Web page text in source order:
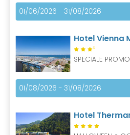
01/06/2026 - 31/08/2026
Hotel Vienna
S
SPECIALE
01/08/2026 - 31/08/2026
Hotel